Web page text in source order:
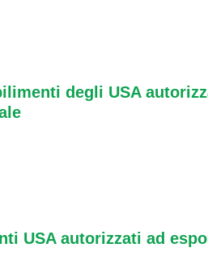
degli USA
USA autorizzati ad